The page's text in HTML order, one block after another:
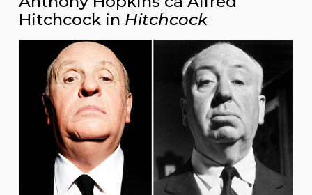
Hitchcock in Hitchcock